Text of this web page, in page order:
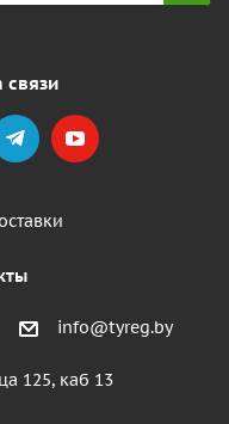
связи
info@tyreg.by
125, каб 13